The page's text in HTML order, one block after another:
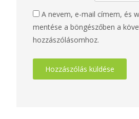
A nevem, e-mail címem, és
mentése a böngészőben a
hozzászólásomhoz.